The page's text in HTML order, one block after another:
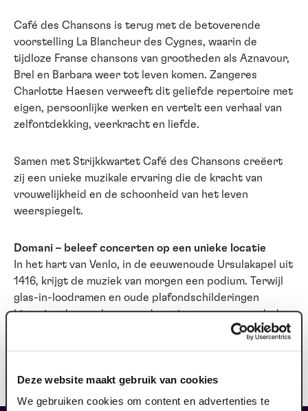
Deze website maakt gebruik van cookies
We gebruiken cookies om content en advertenties te
Café des Chansons is terug met de betoverende
voorstelling La Blancheur des Cygnes, waarin de
tijdloze Franse chansons van grootheden als Aznavour,
Brel en Barbara weer tot leven komen. Zangeres
Charlotte Haesen verweeft dit geliefde repertoire met
eigen, persoonlijke werken en vertelt een verhaal van
zelfontdekking, veerkracht en liefde.
Samen met Strijkkwartet Café des Chansons creëert
zij een unieke muzikale ervaring die de kracht van
vrouwelijkheid en de schoonheid van het leven
weerspiegelt.
Domani – beleef concerten op een unieke locatie
In het hart van Venlo, in de eeuwenoude Ursulakapel uit
1416, krijgt de muziek van morgen een podium. Terwijl
glas-in-loodramen en oude plafondschilderingen
historie ademen, brengen de artiesten van nu verleden
en toekomst samen met hun muziek. Wees welkom bij